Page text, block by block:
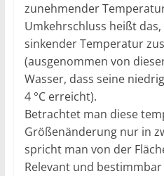
zunehmender
Umkehrschluss heißt
sinkender Temperatur
(ausgenommen von
Wasser, dass seine
4 °C erreicht).
Betrachtet man diese
Größenänderung nur in
spricht man von der
Relevant und